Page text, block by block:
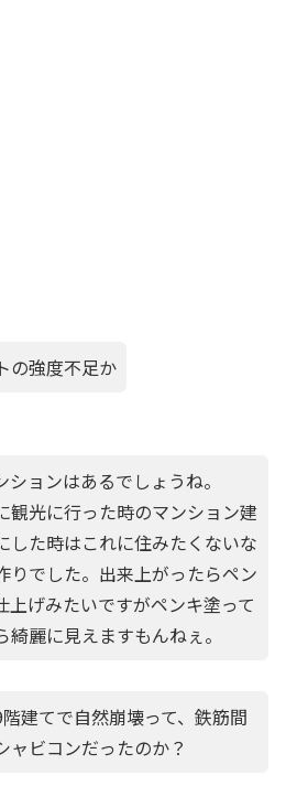
の強度不足か
ションはあるでしょうね。
観光に行った時のマンション建
した時はこれに住みたくないな
りでした。出来上がったらペン
上げみたいですがペンキ塗って
綺麗に見えますもんねぇ。
建てで自然崩壊って、鉄筋間
ャビコンだったのか？